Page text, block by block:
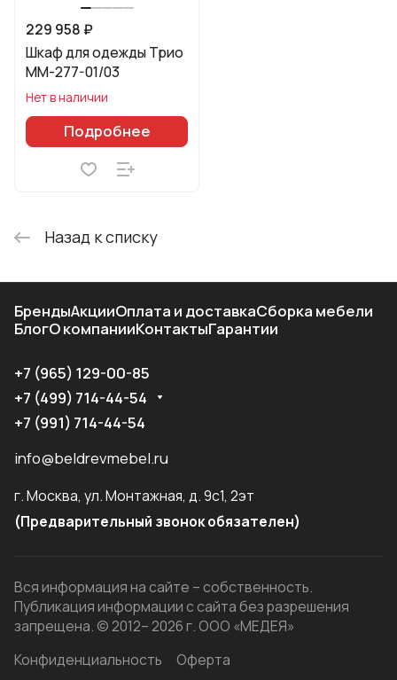
229 958 ₽
Шкаф для одежды Трио
ММ-277-01/03
Нет в наличии
Подробнее
Назад к списку
БрендыАкцииОплата и доставкаСборка мебели
БлогО компанииКонтактыГарантии
+7 (965) 129-00-85
+7 (499) 714-44-54
+7 (991) 714-44-54
info@beldrevmebel.ru
г. Москва, ул. Монтажная, д. 9с1, 2эт
(Предварительный звонок обязателен)
Вся информация на сайте – собственность.
Публикация информации с сайта без разрешения
запрещена. © 2012– 2026 г. ООО «МЕДЕЯ»
Конфиденциальность
Оферта